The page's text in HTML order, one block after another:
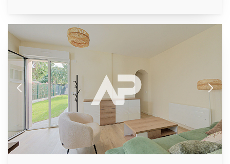
salle d'eau avec WC, une chambre de 12.27 m². Le
garage permet l'accès au combles aménagées offrant
une chambre supplémentaire et une pièce
polyvalente. Beau potentiel de surélévation et/ ou
d'agrandissement pour cette maison de charme rare
sur le secteur! AP/ APA. 01.47.10.01.01